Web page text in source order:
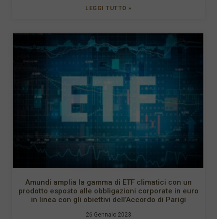
LEGGI TUTTO »
Amundi amplia la gamma di ETF climatici con un
prodotto esposto alle obbligazioni corporate in euro
in linea con gli obiettivi dell’Accordo di Parigi
26 Gennaio 2023